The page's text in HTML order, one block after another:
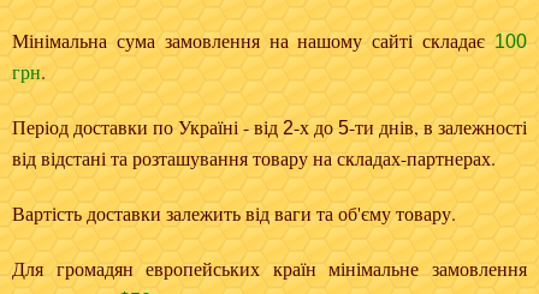
Мінімальна сума замовлення на нашому сайті складає 100
грн.
Період доставки по Україні - від 2-х до5-ти днів, в залежності
від відстані та розташування товару на складах-партнерах.
Вартість доставки залежить від ваги та об'єму товару.
Для громадян европейських країн мінімальне замовлення